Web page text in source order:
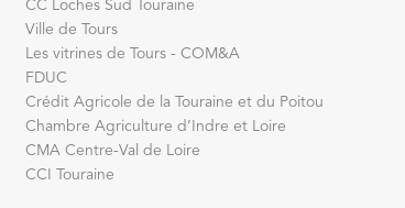
CC Loches Sud Touraine
Ville de Tours
Les vitrines de Tours - COM&A
FDUC
Crédit Agricole de la Touraine et du Poitou
Chambre Agriculture d’Indre et Loire
CMA Centre-Val de Loire
CCI Touraine